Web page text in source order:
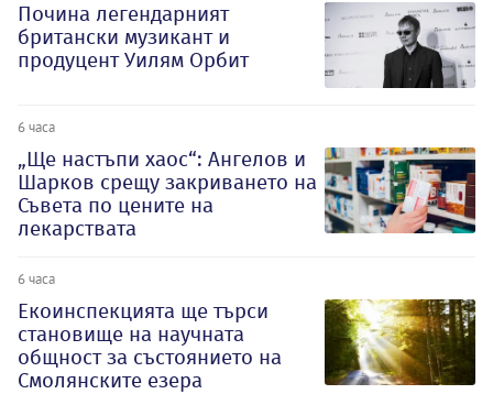
Почина легендарният
британски музикант и
продуцент Уилям Орбит
6 часа
„Ще настъпи хаос“: Ангелов и
Шарков срещу закриването на
Съвета по цените на
лекарствата
6 часа
Екоинспекцията ще търси
становище на научната
общност за състоянието на
Смолянските езера